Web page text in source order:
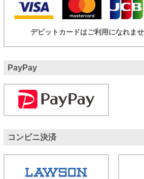
デビットカードはご利用になれませ
PayPay
コンビニ決済